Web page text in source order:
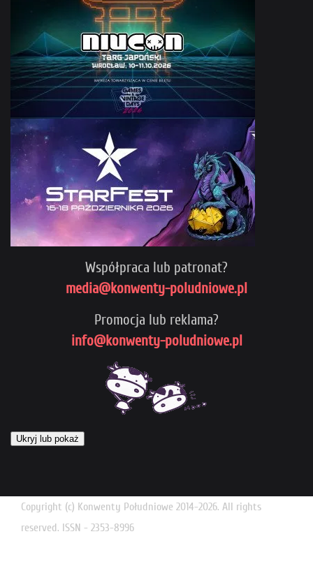
Współpraca lub patronat?
media@konwenty-poludniowe.pl
Promocja lub reklama?
info@konwenty-poludniowe.pl
Ukryj lub pokaż
Copyright (c) Konwenty Południowe 2014-2026. All rights
reserved. ISSN - 2353-8996